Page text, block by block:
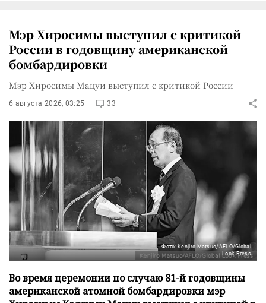
Мэр Хиросимы выступил с критикой
России в годовщину американской
бомбардировки
Мэр Хиросимы Мацуи выступил с критикой России
6 августа 2026, 03:25 33
Фото: Kenjiro Matsuo/AFLO/Global
Look Press
Во время церемонии по случаю 81-й годовщины
американской атомной бомбардировки мэр